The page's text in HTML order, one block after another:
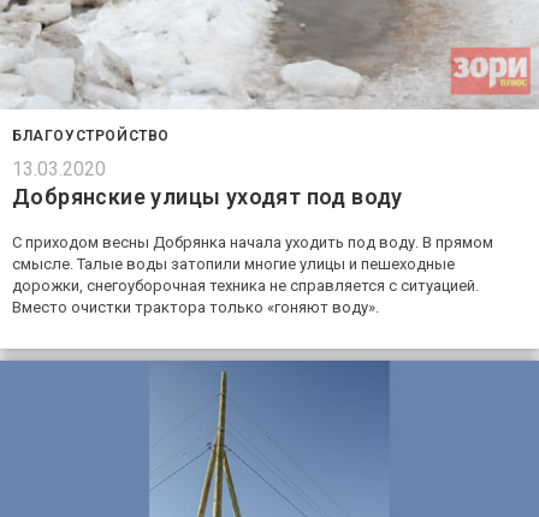
БЛАГОУСТРОЙСТВО
13.03.2020
Добрянские улицы уходят под воду
С приходом весны Добрянка начала уходить под воду. В прямом
смысле. Талые воды затопили многие улицы и пешеходные
дорожки, снегоуборочная техника не справляется с ситуацией.
Вместо очистки трактора только «гоняют воду».